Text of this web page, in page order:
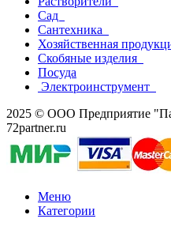
Сад
Сантехника
Хозяйственная
Скобяные изделия
Посуда
Электроинструмент
2025 © ООО Предприятие
72partner.ru
Меню
Категории